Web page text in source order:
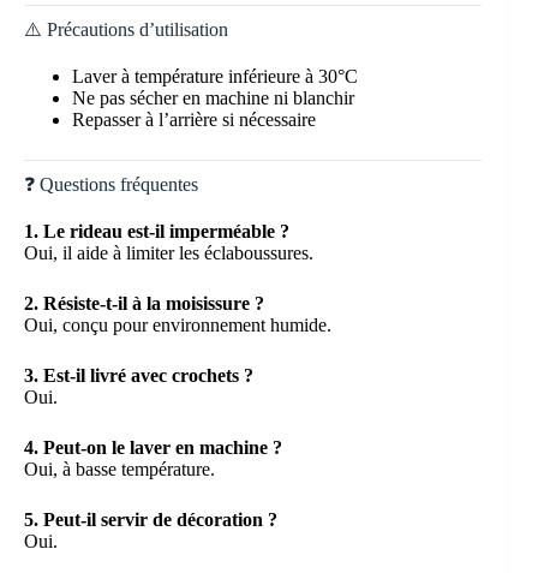
⚠️ Précautions d’utilisation
Laver à température inférieure à 30°C
Ne pas sécher en machine ni blanchir
Repasser à l’arrière si nécessaire
❓ Questions fréquentes
1. Le rideau est-il imperméable ?
Oui, il aide à limiter les éclaboussures.
2. Résiste-t-il à la moisissure ?
Oui, conçu pour environnement humide.
3. Est-il livré avec crochets ?
Oui.
4. Peut-on le laver en machine ?
Oui, à basse température.
5. Peut-il servir de décoration ?
Oui.